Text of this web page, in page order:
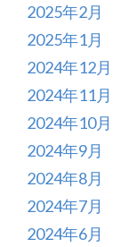
2025年2月
2025年1月
2024年12月
2024年11月
2024年10月
2024年9月
2024年8月
2024年7月
2024年6月